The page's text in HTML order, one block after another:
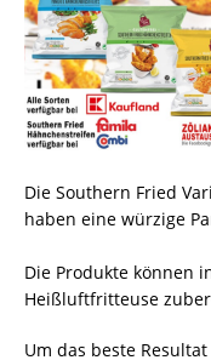
Die Southern Fried
haben eine würzige
Die Produkte können
Heißluftfritteuse
Um das beste